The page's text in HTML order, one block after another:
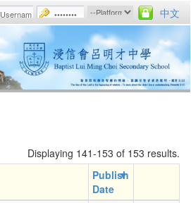
中文
Displaying 141-153 of 153 results.
Publish
Date